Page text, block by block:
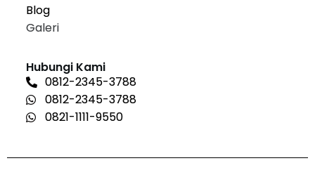
Blog
Galeri
Hubungi Kami
0812-2345-3788
0812-2345-3788
0821-1111-9550